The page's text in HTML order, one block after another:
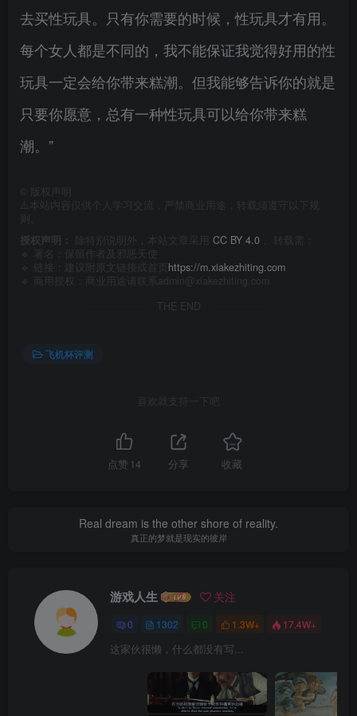
去买性玩具。只有你需要的时候，性玩具才有用。
每个女人都是不同的，我不能保证我觉得好用的性
玩具一定会给你带来糕潮。但我能够告诉你的就是
只要你愿意，总有一种性玩具可以给你带来糕
潮。”
版权声明
⚠️本站内容仅供个人学习交流，严禁商业用途，转载须遵守以下规
授权声明：
除特别说明外，本站文章采用 CC BY 4.0 ， 转载需：
🔹 署名：保留作者及 邪恶天使
🔹 链接：建议附原文链接或首页 https://m.xiakezhiting.com
🔹 商用授权：商业用途请联系admin@xiakezhiting.com
THE END
飞机杯评测
喜欢就支持一下吧
点赞 14 分享 收藏
Real dream is the other shore of reality.
真正的梦就是现实的彼岸
游戏人生 关注
0 1302 0 1.3W+ 17.4W+
这家伙很懒，什么都没有写...